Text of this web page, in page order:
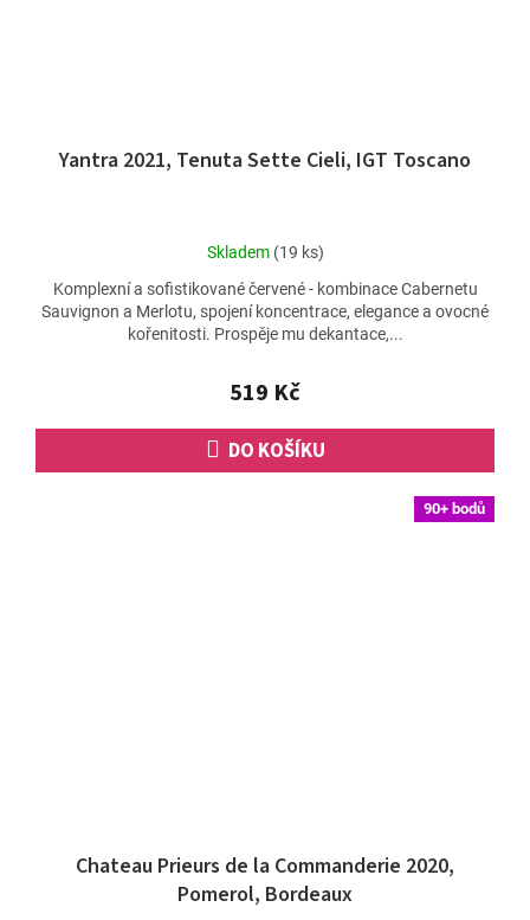
Yantra 2021, Tenuta Sette Cieli, IGT Toscano
Průměrné
produktu
je
5,0
5
hvězdiček.
Skladem (19 ks)
519 Kč
DO KOŠÍKU
Komplexní a sofistikované červené - kombinace Cabernetu
Sauvignon a Merlotu, spojení koncentrace, elegance a ovocné
kořenitosti. Prospěje mu dekantace,...
90+ bodů
Chateau Prieurs de la Commanderie 2020,
Pomerol, Bordeaux